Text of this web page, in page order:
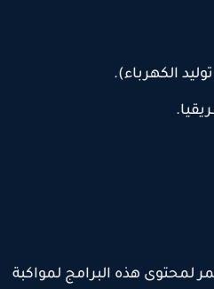
الكهرباء).
هذه البرامج لمواكبة